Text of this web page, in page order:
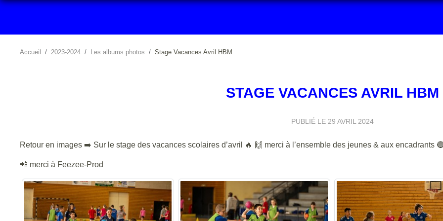
Accueil 2023-2024 Les albums photos Stage Vacances Avril HBM
STAGE VACANCES AVRIL HBM
PUBLIÉ LE 29 AVRIL 2024
Retour en images ➡️ Sur le stage des vacances scolaires d’avril 🔥 🙌 merci à l’ensemble des jeunes & aux encadrants
📲 merci à Feezee-Prod